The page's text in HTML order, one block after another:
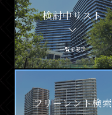
検討中リスト
一覧を表示
フリーレント検索